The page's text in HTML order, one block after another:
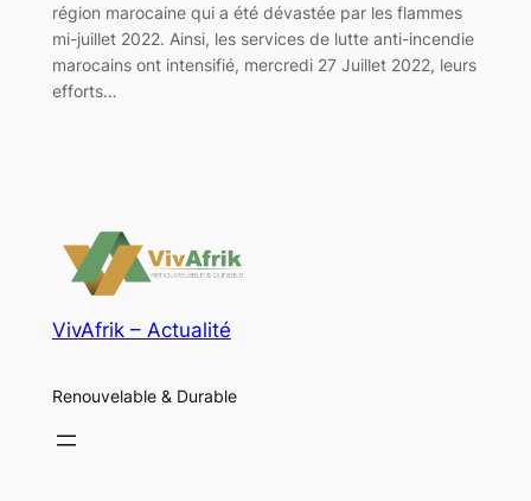
région marocaine qui a été dévastée par les flammes
mi-juillet 2022. Ainsi, les services de lutte anti-incendie
marocains ont intensifié, mercredi 27 Juillet 2022, leurs
efforts…
VivAfrik – Actualité
Renouvelable & Durable